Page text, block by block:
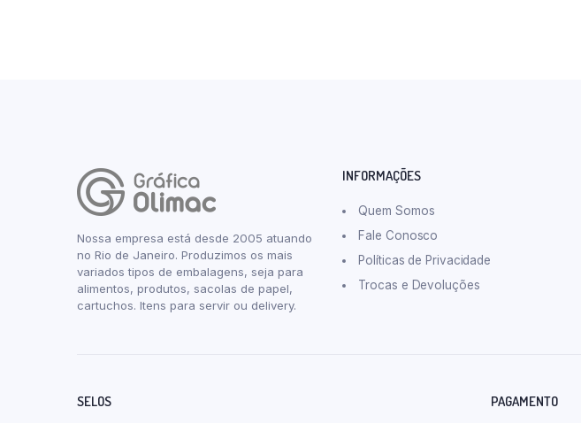
Nossa empresa está desde 2005 atuando
no Rio de Janeiro. Produzimos os mais
variados tipos de embalagens, seja para
alimentos, produtos, sacolas de papel,
cartuchos. Itens para servir ou delivery.
INFORMAÇÕES
Quem Somos
Fale Conosco
Políticas de Privacidade
Trocas e Devoluções
SELOS PAGAMENTO